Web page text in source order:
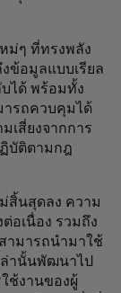
ม่ๆ ที่ทรงพลัง
ข้อมูลแบบเรียล
ได้ พร้อมทั้ง
ารถควบคุมได้
เสี่ยงจากการ
บัติตามกฎ
สิ้นสุดลง ความ
อเนื่อง รวมถึง
ามารถนำมาใช้
านั้นพัฒนาไป
ช้งานของผู้